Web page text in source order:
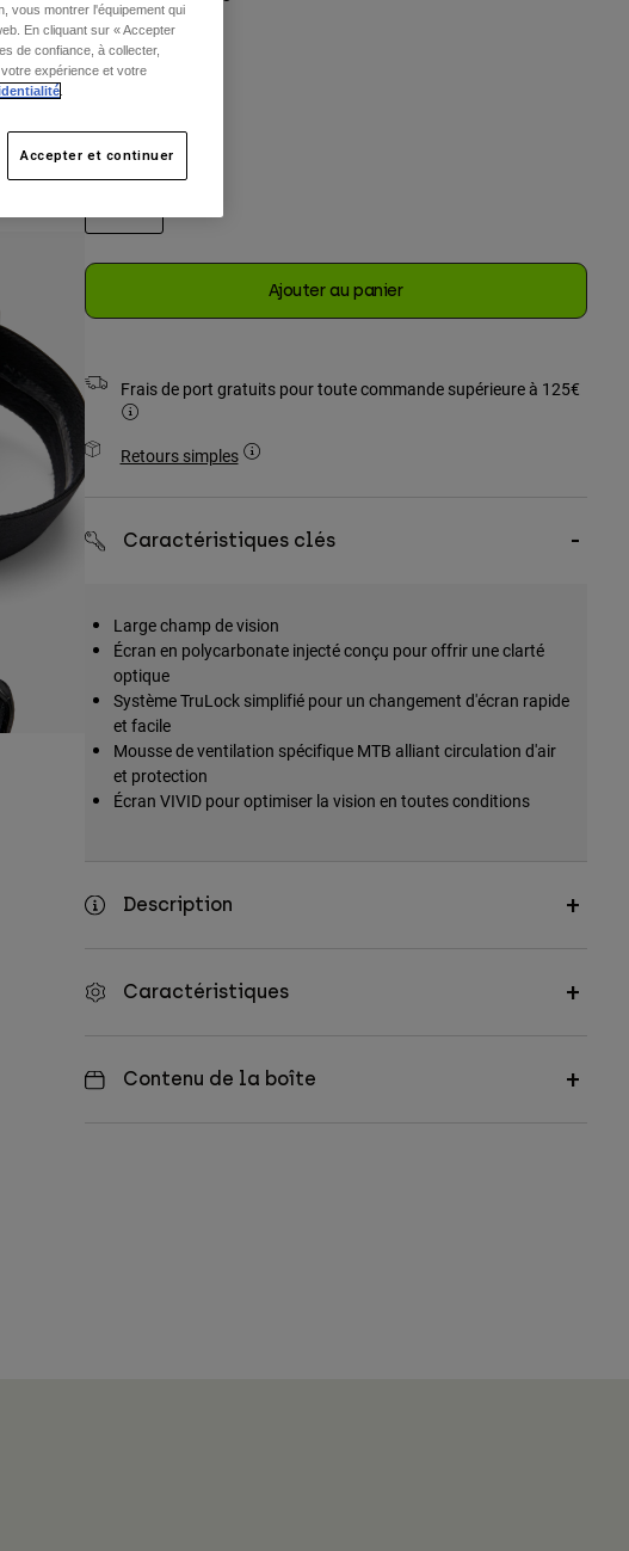
Taille
Ajouter au panier
Frais de port gratuits pour toute commande supérieure à 125€
Retours simples
Caractéristiques clés
Large champ de vision
Écran en polycarbonate injecté conçu pour offrir une clarté
optique
Système TruLock simplifié pour un changement d'écran rapide
et facile
Mousse de ventilation spécifique MTB alliant circulation d'air
et protection
Écran VIVID pour optimiser la vision en toutes conditions
Description
Caractéristiques
Contenu de la boîte
vous montrer l'équipement qui
En cliquant sur « Accepter
de confiance, à collecter,
expérience et votre
Accepter et continuer